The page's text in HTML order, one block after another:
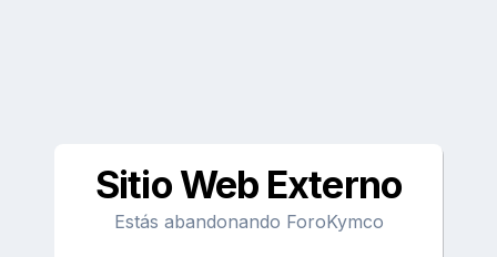
Sitio Web Externo
Estás abandonando ForoKymco